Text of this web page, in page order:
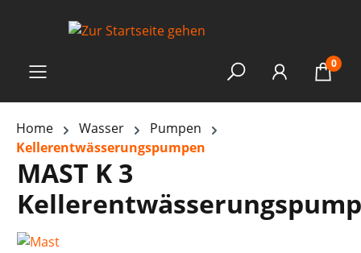
0
Home Wasser
Pumpen
Kellerentwässerungspumpen
MAST K 3